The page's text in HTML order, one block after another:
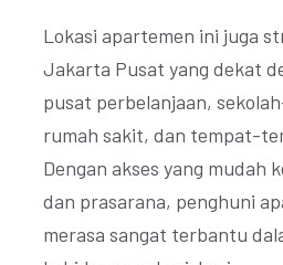
Lokasi apartemen ini juga
Jakarta Pusat yang dekat
pusat perbelanjaan,
rumah sakit, dan tempat-
Dengan akses yang mudah
dan prasarana, penghuni
merasa sangat terbantu